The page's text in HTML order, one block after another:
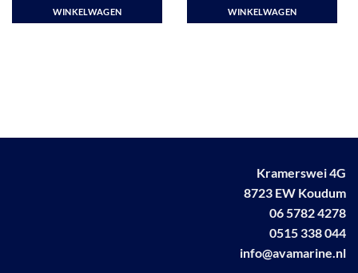
WINKELWAGEN
WINKELWAGEN
Kramerswei 4G
8723 EW Koudum
06 5782 4278
0515 338 044
info@avamarine.nl